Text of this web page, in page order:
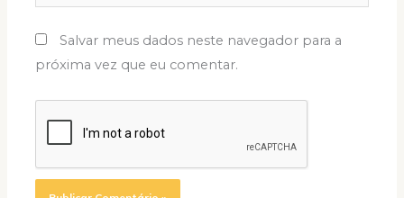
Salvar meus dados neste navegador para a
próxima vez que eu comentar.